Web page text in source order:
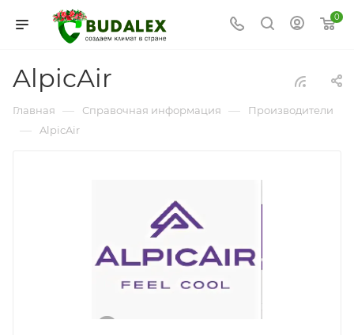
0
AlpicAir
Главная — Справочная информация — Производители
— AlpicAir